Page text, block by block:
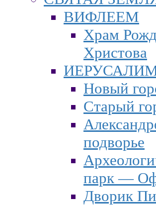
ВИФЛЕЕМ
Храм
Христова
Новый
Старый
подворье
парк —
Дворик